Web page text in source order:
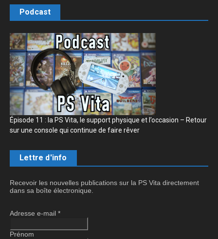
Podcast
Épisode 11 : la PS Vita, le support physique et l’occasion – Retour
sur une console qui continue de faire rêver
Lettre d'info
Recevoir les nouvelles publications sur la PS Vita directement
dans sa boîte électronique.
Adresse e-mail *
Prénom